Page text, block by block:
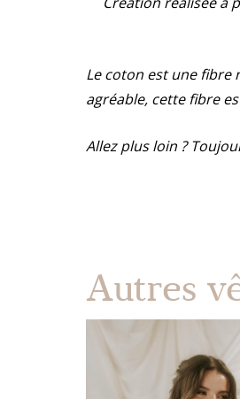
Création réalisée à
Le coton est une fibre
agréable, cette fibre
Allez plus loin ?
Autres